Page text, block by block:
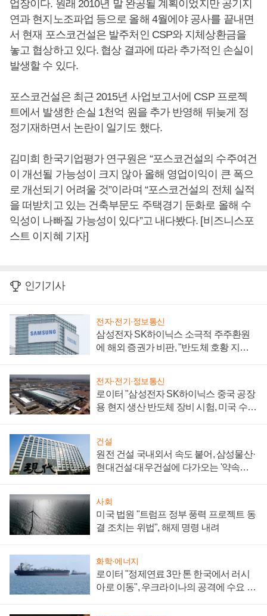
업장이다. 원래 2010년 말 완공될 계획이었지만 공기지
연과 현지노조파업 등으로 올해 4월에야 공사를 끝내면
서 현재 포스코건설은 발주처인 CSP와 지체상환금을
놓고 협상하고 있다. 협상 결과에 따라 추가적인 손실이
발생할 수 있다.
포스코건설은 최근 2015년 사업보고서에 CSP 프로젝
트에서 발생한 손실 1천억 원을 추가 반영해 뒤늦게 정
정기재하면서 논란이 일기도 했다.
김미희 한국기업평가 연구원은 “포스코건설의 수주여건
이 개선될 가능성이 크지 않아 올해 영업이익이 큰 폭으
로 개선되기 어려울 것”이라며 “포스코건설의 전체 실적
을 떠받치고 있는 건축부문도 주택경기 둔화로 올해 수
익성이 나빠질 가능성이 있다”고 내다봤다. [비즈니스포
스트 이지혜 기자]
인기기사
전자·전기·정보통신
삼성전자 SK하이닉스 소극적 주주환원
에 해외 증권가 비판, "반도체 호황 지속
전자·전기·정보통신
로이터 "삼성전자 SK하이닉스 중국 공장
용 현지 생산 반도체 장비 시험, 미국 수출
건설
원전 건설 국내외서 속도 붙어, 삼성물산·
현대건설·대우건설에 다가오는 '약속의
사회
미국 법원 "트럼프 정부 풍력 프로젝트 동
결 조치는 위법", 해제 명령 내려
화학·에너지
로이터 "정제연료 3만 톤 한국에서 러시
아로 이동", 우크라이나의 공격에 수요 늘